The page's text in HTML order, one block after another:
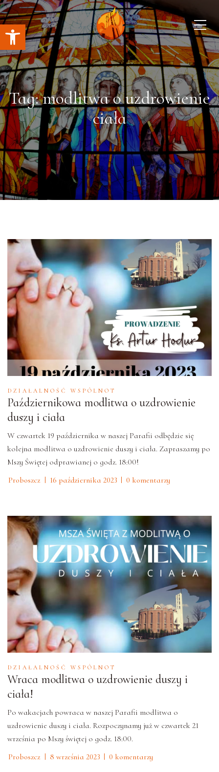
Open toolbar
Tag: modlitwa o uzdrowienie
ciała
DZIAŁALNOŚĆ WSPÓLNOT
Październikowa modlitwa o uzdrowienie
duszy i ciała
W czwartek 19 października w naszej Parafii odbędzie się
kolejna modlitwa o uzdrowienie duszy i ciała. Zapraszamy po
Mszy Świętej odprawianej o godz. 18:00!
Proboszcz
16 października 2023 0 komentarzy
DZIAŁALNOŚĆ WSPÓLNOT
Wraca modlitwa o uzdrowienie duszy i
ciała!
Po wakacjach powraca w naszej Parafii modlitwa o
uzdrowienie duszy i ciała. Rozpoczynamy już w czwartek 21
września po Mszy świętej o godz. 18:00.
Proboszcz
8 września 2023 0 komentarzy